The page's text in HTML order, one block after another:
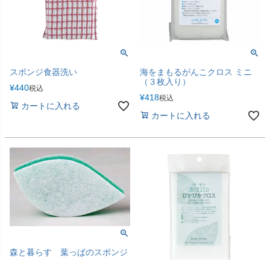
スポンジ食器洗い
¥440税込
カートに入れる
海をまもるがんこクロス ミニ
（３枚入り）
¥418税込
カートに入れる
森と暮らす 葉っぱのスポンジ